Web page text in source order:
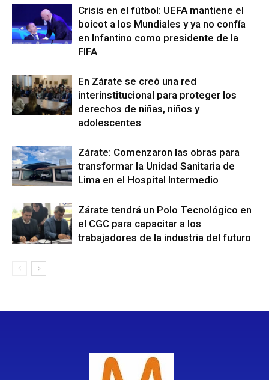
Crisis en el fútbol: UEFA mantiene el
boicot a los Mundiales y ya no confía
en Infantino como presidente de la
FIFA
En Zárate se creó una red
interinstitucional para proteger los
derechos de niñas, niños y
adolescentes
Zárate: Comenzaron las obras para
transformar la Unidad Sanitaria de
Lima en el Hospital Intermedio
Zárate tendrá un Polo Tecnológico en
el CGC para capacitar a los
trabajadores de la industria del futuro